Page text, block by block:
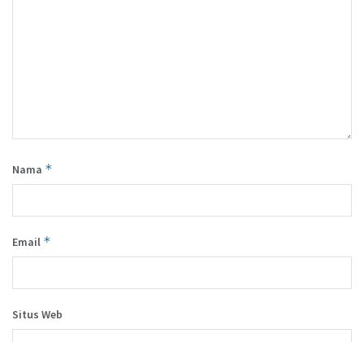
Nama *
Email *
Situs Web